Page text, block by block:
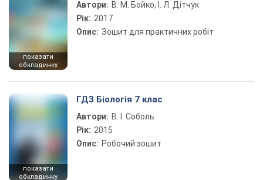
показати
обкладинку
Автори: В. М. Бойко, І. Л. Дітчук
Рік: 2017
Опис: Зошит для практичних робіт
показати
обкладинку
ГДЗ Біологія 7 клас
Автори: В. І. Соболь
Рік: 2015
Опис: Робочий зошит